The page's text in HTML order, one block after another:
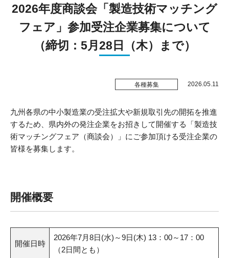
目的別 組織別
補助金の活用
生産性改善・デジタル化
経営改善
支援事例
受付時間 / 月～金曜日 8:30～17:15
お問い合わせ
サイトポリシー
2026年度商談会「製造技術マッチング
フェア」参加受注企業募集について
（締切：5月28日（木）まで）
各種募集 2026.05.11
九州各県の中小製造業の受注拡大や新規取引先の開拓を推進
するため、県内外の発注企業をお招きして開催する「製造技
術マッチングフェア（商談会）」にご参加頂ける受注企業の
皆様を募集します。
開催概要
開催日時
2026年7月8日(水)～9日(木) 13：00～17：00
（2日間とも）